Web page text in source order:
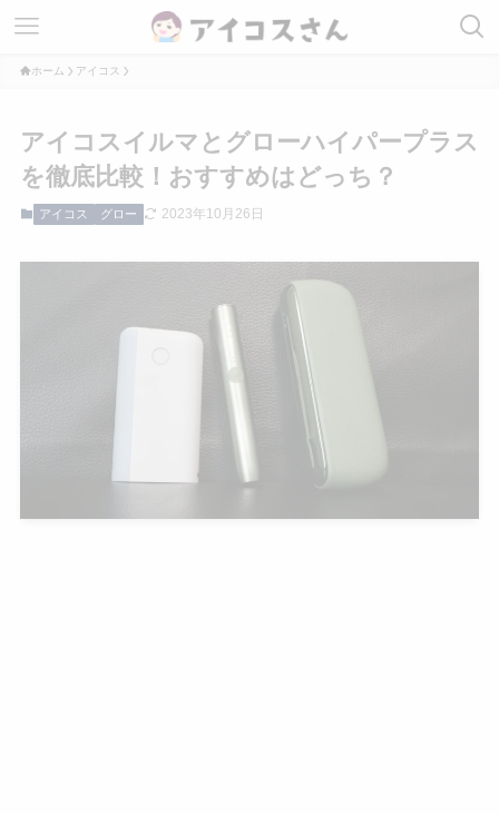
ホーム アイコス
アイコスイルマとグローハイパープラス
を徹底比較！おすすめはどっち？
アイコス グロー 2023年10月26日